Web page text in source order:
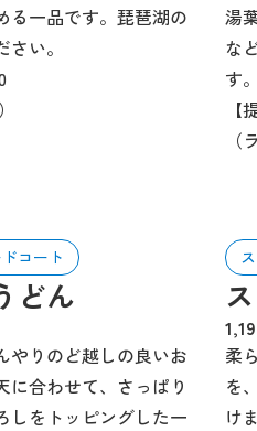
る一品です。琵琶湖の
い。
湯
な
す。
（
コート
どん
やりのど越しの良いお
に合わせて、さっぱり
しをトッピングした一
柔
を
け